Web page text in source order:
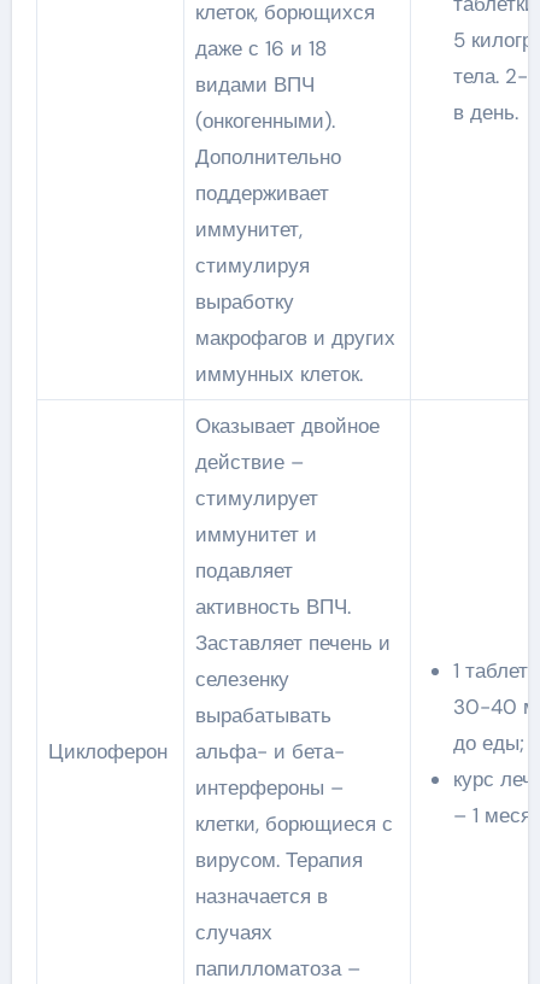
клеток, борющихся
даже с 16 и 18
видами ВПЧ
(онкогенными).
Дополнительно
поддерживает
иммунитет,
стимулируя
выработку
макрофагов и других
иммунных клеток.
5
тела. 2-
в день.
Циклоферон
Оказывает двойное
действие –
стимулирует
иммунитет и
подавляет
активность ВПЧ.
Заставляет печень и
селезенку
вырабатывать
альфа- и бета-
интерфероны –
клетки, борющиеся с
вирусом. Терапия
назначается в
случаях
папилломатоза –
1
30-40
до еды;
курс
– 1